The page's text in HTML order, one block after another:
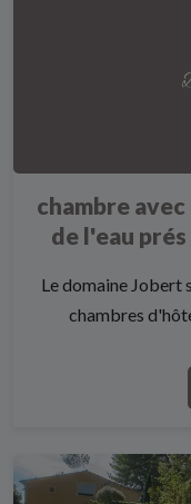
chambre avec
de l'eau prés
Le domaine Jobert
chambres